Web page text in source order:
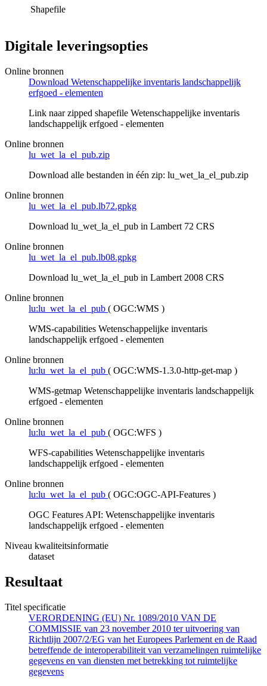
Shapefile
Digitale leveringsopties
Online bronnen
Download Wetenschappelijke inventaris landschappelijk
erfgoed - elementen
Link naar zipped shapefile Wetenschappelijke inventaris
landschappelijk erfgoed - elementen
Online bronnen
lu_wet_la_el_pub.zip
Download alle bestanden in één zip: lu_wet_la_el_pub.zip
Online bronnen
lu_wet_la_el_pub.lb72.gpkg
Download lu_wet_la_el_pub in Lambert 72 CRS
Online bronnen
lu_wet_la_el_pub.lb08.gpkg
Download lu_wet_la_el_pub in Lambert 2008 CRS
Online bronnen
lu:lu_wet_la_el_pub ( OGC:WMS )
WMS-capabilities Wetenschappelijke inventaris
landschappelijk erfgoed - elementen
Online bronnen
lu:lu_wet_la_el_pub ( OGC:WMS-1.3.0-http-get-map )
WMS-getmap Wetenschappelijke inventaris landschappelijk
erfgoed - elementen
Online bronnen
lu:lu_wet_la_el_pub ( OGC:WFS )
WFS-capabilities Wetenschappelijke inventaris
landschappelijk erfgoed - elementen
Online bronnen
lu:lu_wet_la_el_pub ( OGC:OGC-API-Features )
OGC Features API: Wetenschappelijke inventaris
landschappelijk erfgoed - elementen
Niveau kwaliteitsinformatie
dataset
Resultaat
Titel specificatie
VERORDENING (EU) Nr. 1089/2010 VAN DE
COMMISSIE van 23 november 2010 ter uitvoering van
Richtlijn 2007/2/EG van het Europees Parlement en de Raad
betreffende de interoperabiliteit van verzamelingen ruimtelijke
gegevens en van diensten met betrekking tot ruimtelijke
gegevens